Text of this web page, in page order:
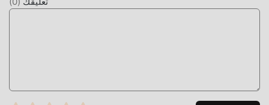
يجعل الناس يشعرون بالتعب ، ولكن الآن ، أدى ظهور التعديلات إلى